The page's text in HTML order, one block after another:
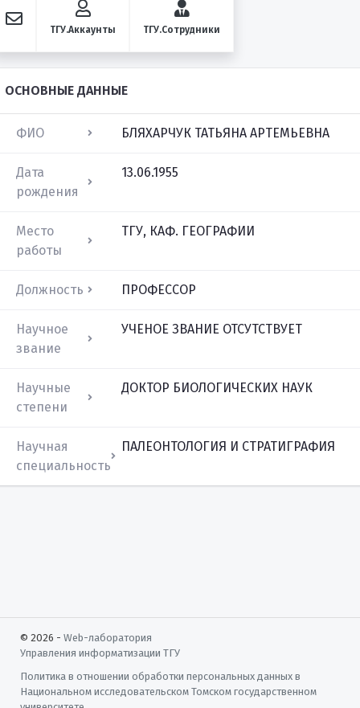
ТГУ.Аккаунты ТГУ.Сотрудники
ОСНОВНЫЕ ДАННЫЕ
ФИО БЛЯХАРЧУК ТАТЬЯНА АРТЕМЬЕВНА
Дата
рождения
13.06.1955
Место
работы
ТГУ, КАФ. ГЕОГРАФИИ
Должность ПРОФЕССОР
Научное
звание
УЧЕНОЕ ЗВАНИЕ ОТСУТСТВУЕТ
Научные
степени
ДОКТОР БИОЛОГИЧЕСКИХ НАУК
Научная
специальность
ПАЛЕОНТОЛОГИЯ И СТРАТИГРАФИЯ
© 2026 - Web-лаборатория
Управления информатизации ТГУ
Политика в отношении обработки персональных данных в
Национальном исследовательском Томском государственном